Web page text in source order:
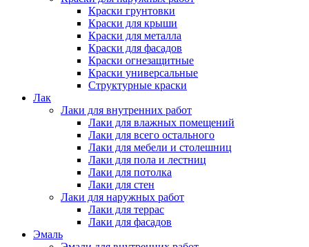
Краски грунтовки
Краски для крыши
Краски для металла
Краски для фасадов
Краски огнезащитные
Краски универсальные
Структурные краски
Лак
Лаки для внутренних работ
Лаки для влажных помещений
Лаки для всего остального
Лаки для мебели и столешниц
Лаки для пола и лестниц
Лаки для потолка
Лаки для стен
Лаки для наружных работ
Лаки для террас
Лаки для фасадов
Эмаль